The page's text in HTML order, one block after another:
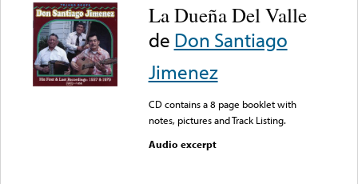
La Dueña Del Valle
de Don Santiago
Jimenez
CD contains a 8 page booklet with
notes, pictures and Track Listing.
Audio excerpt